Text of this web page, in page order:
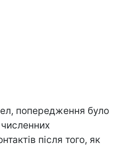
попередження було
після того, як